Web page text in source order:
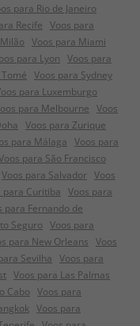
para Rio de Janeiro
Recife Voos para
Voos para Miami
para Lyon Voos para
Voos para Sydney
para Luxemburgo
para Melbourne Voos
Voos para Zurique
para Málaga Voos para
para São Francisco
Voos para Salvador Voos
para Curitiba Voos para
para Fernando de
Seguro Voos para
para New Orleans Voos
Sevilha Voos para
Voos para Las Palmas
Cabo Voos para
Voos para